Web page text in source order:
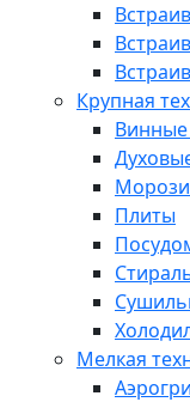
Крупная
Плиты
Мелкая